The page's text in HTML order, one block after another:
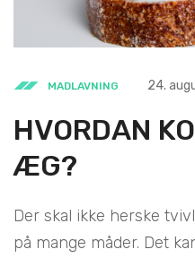
MADLAVNING 24.
HVORDAN
ÆG?
Der skal ikke herske
på mange måder. Det